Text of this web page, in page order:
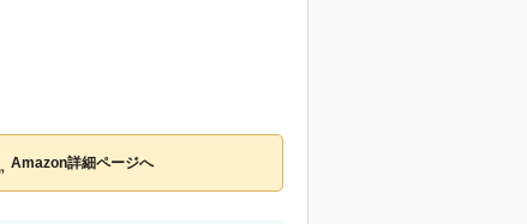
Amazon詳細ページへ